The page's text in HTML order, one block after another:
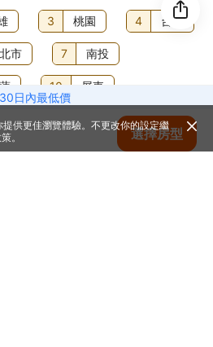
日內最低價
選擇房型
查看空房
3 桃園 4 台中
市 7 南投
10 屏東
義市 13 苗栗
澎湖 16 新竹
供更佳瀏覽體驗。不更改你的設定繼
。